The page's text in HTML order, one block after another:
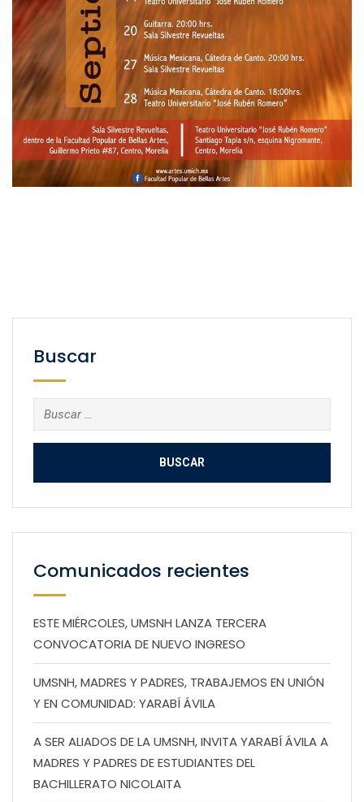
Buscar
Buscar:
Comunicados recientes
ESTE MIÉRCOLES, UMSNH LANZA TERCERA
CONVOCATORIA DE NUEVO INGRESO
UMSNH, MADRES Y PADRES, TRABAJEMOS EN UNIÓN
Y EN COMUNIDAD: YARABÍ ÁVILA
A SER ALIADOS DE LA UMSNH, INVITA YARABÍ ÁVILA A
MADRES Y PADRES DE ESTUDIANTES DEL
BACHILLERATO NICOLAITA